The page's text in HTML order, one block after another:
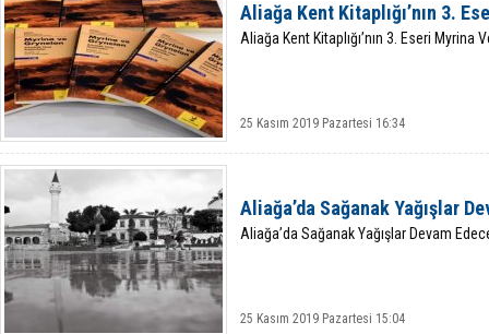
Aliağa Kent Kitaplığı’nın 3.
Aliağa Kent Kitaplığı’nın 3. Eseri Myrina
25 Kasım 2019 Pazartesi 16:34
Aliağa’da Sağanak Yağışlar
Aliağa’da Sağanak Yağışlar Devam
25 Kasım 2019 Pazartesi 15:04